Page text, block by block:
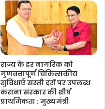
राज्य के हर नागरिक को
गुणवत्तापूर्ण चिकित्सकीय
सुविधाएँ सस्ती दरों पर उपलब्ध
कराना सरकार की शीर्ष
प्राथमिकता : मुख्यमंत्री